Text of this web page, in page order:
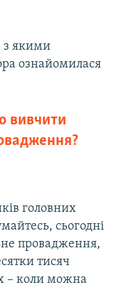
з якими
ознайомилася
вивчити
головних
сьогодні
провадження,
тисяч
– коли можна